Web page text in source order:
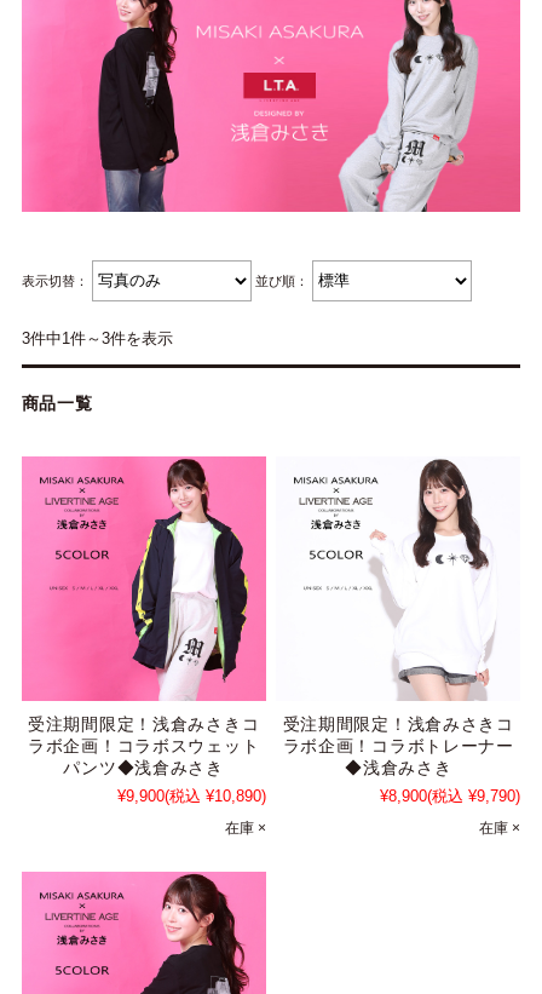
表示切替： 並び順：
3件中1件～3件を表示
商品一覧
受注期間限定！浅倉みさきコ
ラボ企画！コラボスウェット
パンツ◆浅倉みさき
¥9,900(税込 ¥10,890)
在庫 ×
受注期間限定！浅倉みさきコ
ラボ企画！コラボトレーナー
◆浅倉みさき
¥8,900(税込 ¥9,790)
在庫 ×